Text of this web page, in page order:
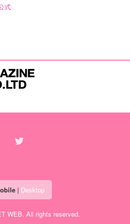
式
| Desktop
WEB. All rights reserved.